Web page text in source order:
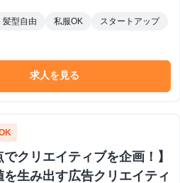
髪型自由 私服OK
スタートアップ
求人を見る
でクリエイティブを企画！】
生み出す広告クリエイティ